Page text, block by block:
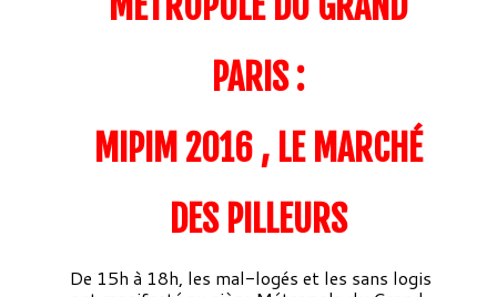
PARIS :
MIPIM 2016 , LE MARCHÉ
DES PILLEURS
De 15h à 18h, les mal-logés et les sans logis